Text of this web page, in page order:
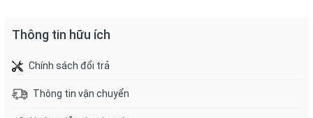
Thông tin hữu ích
Chính sách đổi trả
Thông tin vận chuyển